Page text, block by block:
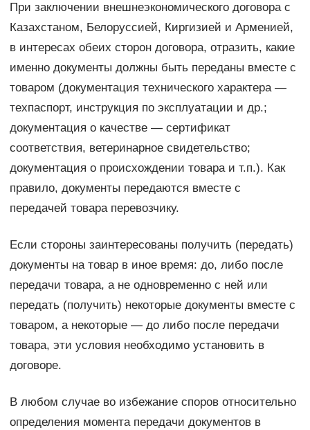
При заключении внешнеэкономического договора с
Казахстаном, Белоруссией, Киргизией и Арменией,
в интересах обеих сторон договора, отразить, какие
именно документы должны быть переданы вместе с
товаром (документация технического характера —
техпаспорт, инструкция по эксплуатации и др.;
документация о качестве — сертификат
соответствия, ветеринарное свидетельство;
документация о происхождении товара и т.п.). Как
правило, документы передаются вместе с
передачей товара перевозчику.
Если стороны заинтересованы получить (передать)
документы на товар в иное время: до, либо после
передачи товара, а не одновременно с ней или
передать (получить) некоторые документы вместе с
товаром, а некоторые — до либо после передачи
товара, эти условия необходимо установить в
договоре.
В любом случае во избежание споров относительно
определения момента передачи документов в